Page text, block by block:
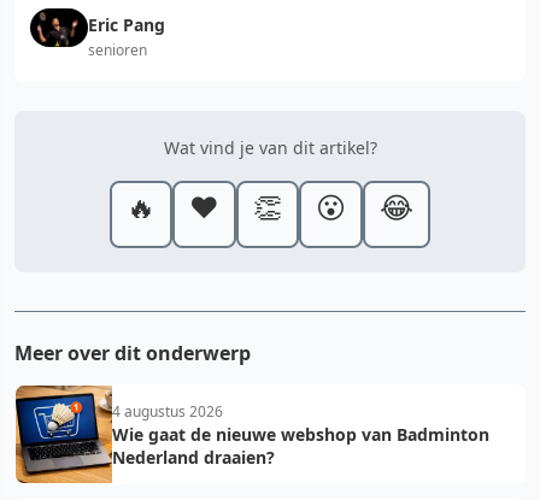
Eric Pang
senioren
Wat vind je van dit artikel?
🔥 ❤️ 👏 😮 😂
Meer over dit onderwerp
4 augustus 2026
Wie gaat de nieuwe webshop van Badminton
Nederland draaien?